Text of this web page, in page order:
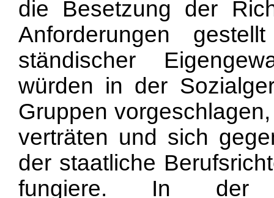
die Besetzung der
Anforderungen
ständischer
würden in der
Gruppen
verträten und sich
der staatliche
fungiere. In der